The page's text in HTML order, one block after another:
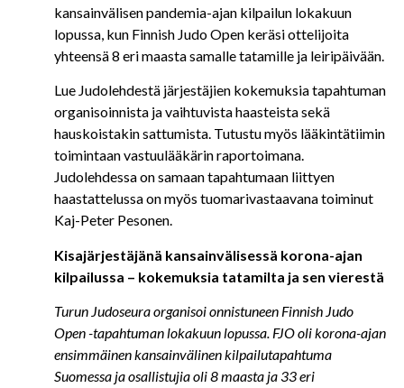
kansainvälisen pandemia-ajan kilpailun lokakuun
lopussa, kun Finnish Judo Open keräsi ottelijoita
yhteensä 8 eri maasta samalle tatamille ja leiripäivään.
Lue Judolehdestä järjestäjien kokemuksia tapahtuman
organisoinnista ja vaihtuvista haasteista sekä
hauskoistakin sattumista. Tutustu myös lääkintätiimin
toimintaan vastuulääkärin raportoimana.
Judolehdessa on samaan tapahtumaan liittyen
haastattelussa on myös tuomarivastaavana toiminut
Kaj-Peter Pesonen.
Kisajärjestäjänä kansainvälisessä korona-ajan
kilpailussa – kokemuksia tatamilta ja sen vierestä
Turun Judoseura organisoi onnistuneen Finnish Judo
Open -tapahtuman lokakuun lopussa. FJO oli korona-ajan
ensimmäinen kansainvälinen kilpailutapahtuma
Suomessa ja osallistujia oli 8 maasta ja 33 eri